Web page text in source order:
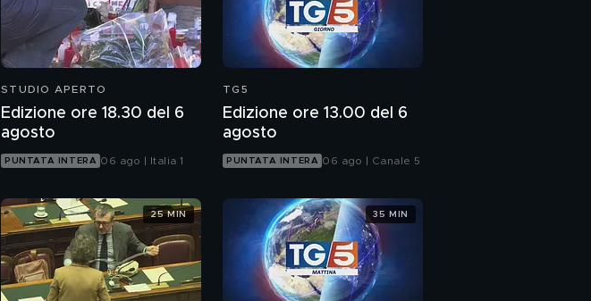
STUDIO APERTO
Edizione ore 18.30 del 6
agosto
PUNTATA INTERA 06 ago | Italia 1
TG5
Edizione ore 13.00 del 6
agosto
PUNTATA INTERA 06 ago | Canale 5
25 MIN 35 MIN